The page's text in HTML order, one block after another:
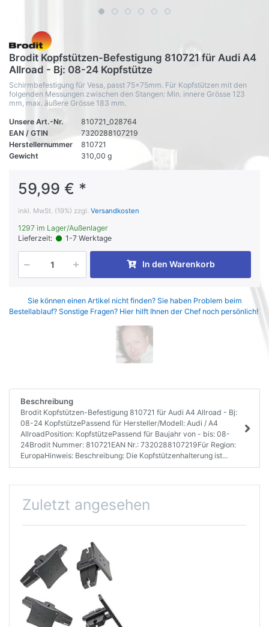
Brodit Kopfstützen-Befestigung 810721 für Audi A4
Allroad - Bj: 08-24 Kopfstütze
Schirmbefestigung für Vesa, passt 75x75mm. Für Kopfstützen mit den
folgenden Messungen zwischen den Stangen: Min. innere Grösse 123
mm, max. äußere Grösse 183 mm.
Unsere Art.-Nr.
810721_028764
EAN / GTIN
7320288107219
Herstellernummer
810721
Gewicht
310,00 g
59,99 € *
inkl. MwSt. (19%) zzgl. Versandkosten
1297 im Lager/Außenlager
Lieferzeit:
1-7 Werktage
In den Warenkorb
Sie können einen Artikel nicht finden? Sie haben Problem beim
Bestellablauf? Sonstige Fragen? Hier hilft Ihnen der Chef noch persönlich!
Beschreibung
Brodit Kopfstützen-Befestigung 810721 für Audi A4 Allroad - Bj:
08-24 KopfstützePassend für Hersteller/Modell: Audi / A4
AllroadPosition: KopfstützePassend für Baujahr von - bis: 08-
24Brodit Nummer: 810721EAN Nr.: 7320288107219Für Region:
EuropaHinweis: Beschreibung: Die Kopfstützenhalterung ist...
Zuletzt angesehen